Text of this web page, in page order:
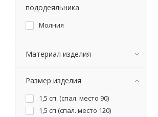
пододеяльника
Молния
Материал изделия
Размер изделия
1,5 сп. (спал. место 90)
1,5 сп (спал. место 120)